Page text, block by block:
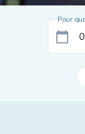
Pour
calendar_today